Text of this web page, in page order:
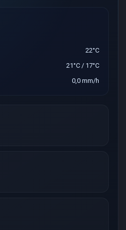
22°C
21°C / 17°C
0,0 mm/h